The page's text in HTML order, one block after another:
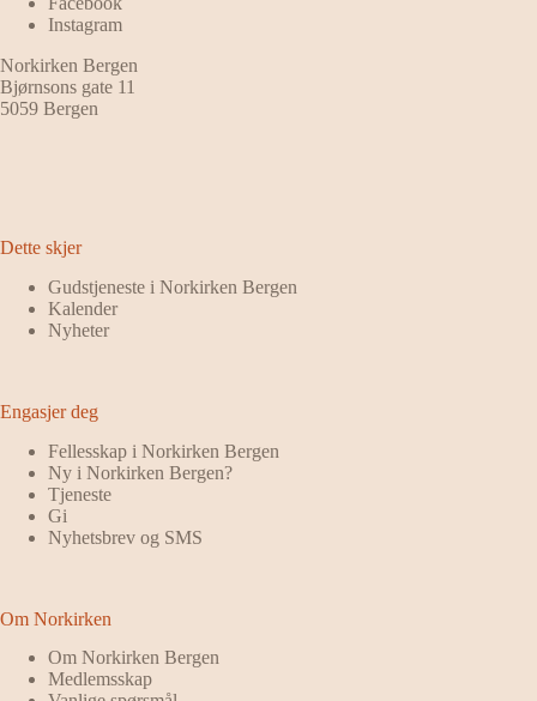
Instagram
Norkirken Bergen
Bjørnsons gate 11
5059 Bergen
Dette skjer
Gudstjeneste i Norkirken Bergen
Kalender
Nyheter
Engasjer deg
Fellesskap i Norkirken Bergen
Ny i Norkirken Bergen?
Tjeneste
Gi
Nyhetsbrev og SMS
Om Norkirken
Om Norkirken Bergen
Medlemsskap